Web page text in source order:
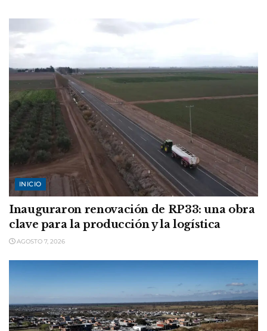
INICIO
Inauguraron renovación de RP33: una obra
clave para la producción y la logística
AGOSTO 7, 2026